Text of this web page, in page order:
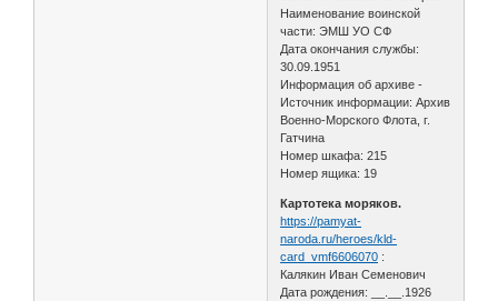
Наименование воинской
части: ЭМШ УО СФ
Дата окончания службы:
30.09.1951
Информация об архиве -
Источник информации: Архив
Военно-Морского Флота, г.
Гатчина
Номер шкафа: 215
Номер ящика: 19
Картотека моряков.
https://pamyat-
naroda.ru/heroes/kld-
card_vmf6606070 :
Калякин Иван Семенович
Дата рождения: __.__.1926